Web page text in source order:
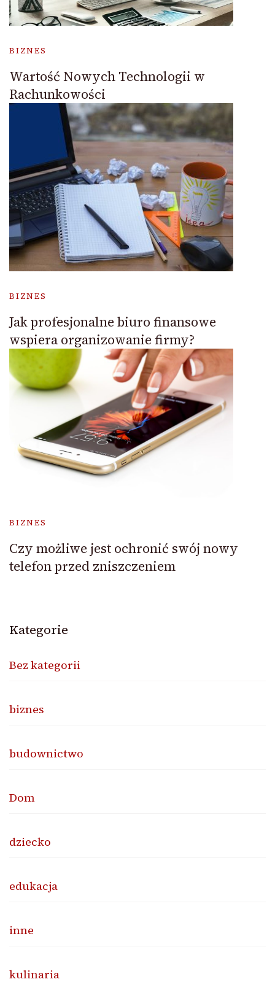
BIZNES
Wartość Nowych Technologii w
Rachunkowości
BIZNES
Jak profesjonalne biuro finansowe
wspiera organizowanie firmy?
BIZNES
Czy możliwe jest ochronić swój nowy
telefon przed zniszczeniem
Kategorie
Bez kategorii
biznes
budownictwo
Dom
dziecko
edukacja
inne
kulinaria